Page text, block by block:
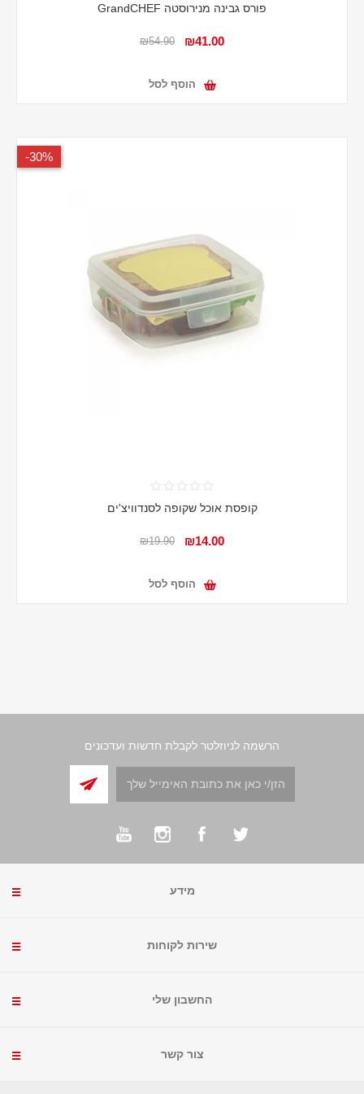
פורס גבינה מנירוסטה GrandCHEF
₪41.00
₪54.90
הוסף לסל
30%-
קופסת אוכל שקופה לסנדוויצ'ים
₪14.00
₪19.90
הוסף לסל
הרשמה לניוזלטר לקבלת חדשות ועדכונים
מידע
שירות לקוחות
החשבון שלי
צור קשר